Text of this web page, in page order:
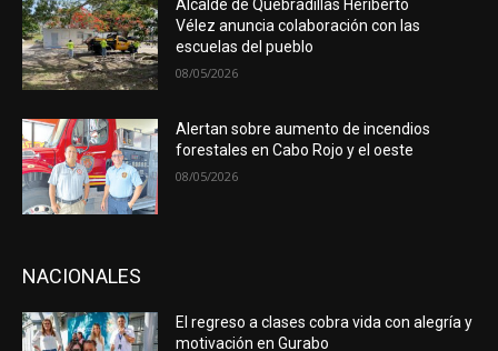
Alcalde de Quebradillas Heriberto
Vélez anuncia colaboración con las
escuelas del pueblo
08/05/2026
Alertan sobre aumento de incendios
forestales en Cabo Rojo y el oeste
08/05/2026
NACIONALES
El regreso a clases cobra vida con alegría y
motivación en Gurabo